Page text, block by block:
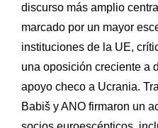
discurso más amplio
marcado por un mayor
instituciones de la UE,
una oposición creciente a
apoyo checo a Ucrania.
Babiš y ANO firmaron un